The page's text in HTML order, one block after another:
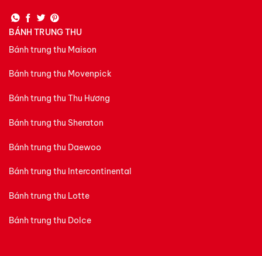
BÁNH TRUNG THU
Bánh trung thu Maison
Bánh trung thu Movenpick
Bánh trung thu Thu Hương
Bánh trung thu Sheraton
Bánh trung thu Daewoo
Bánh trung thu Intercontinental
Bánh trung thu Lotte
Bánh trung thu Dolce